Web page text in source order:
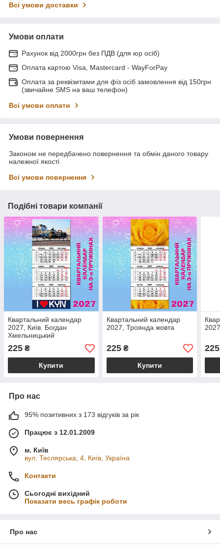
Всі умови доставки
Умови оплати
Рахунок від 2000грн без ПДВ (для юр осіб)
Оплата картою Visa, Mastercard - WayForPay
Оплата за реквізитами для фіз осіб замовлення від 150грн
(звичайне SMS на ваш телефон)
Всі умови оплати
Умови повернення
Законом не передбачено повернення та обмін даного товару
належної якості
Всі умови повернення
Подібні товари компанії
Квартальний календар
2027, Київ. Богдан
Хмельницький
225 ₴
Купити
Квартальний календар
2027, Троянда жовта
225₴
Купити
225
Про нас
95% позитивних з 173 відгуків за рік
Працює з 12.01.2009
м. Київ
вул. Теслярська, 4, Київ, Україна
Контакти
Сьогодні вихідний
Показати весь графік роботи
Про нас